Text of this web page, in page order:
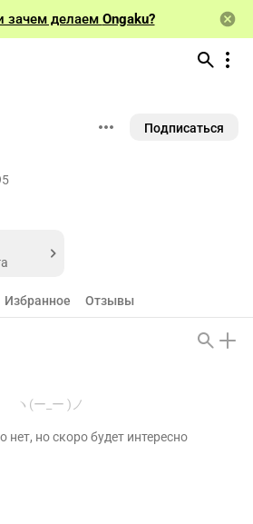
зачем делаем Ongaku?
Подписаться
Избранное Отзывы
ヽ(ー_ー )ノ
нет, но скоро будет интересно